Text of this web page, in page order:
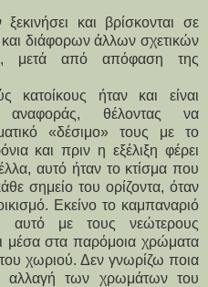
και βρίσκονται σε
και διάφορων άλλων σχετικών
μετά από απόφαση της
κατοίκους ήταν και είναι
θέλοντας να
«δέσιμο» τους με το
και πριν η εξέλιξη φέρει
αυτό ήταν το κτίσμα που
σημείο του ορίζοντα, όταν
Εκείνο το καμπαναριό
αυτό με τους νεώτερους
μέσα στα παρόμοια χρώματα
χωριού. Δεν γνωρίζω ποια
αλλαγή των χρωμάτων του